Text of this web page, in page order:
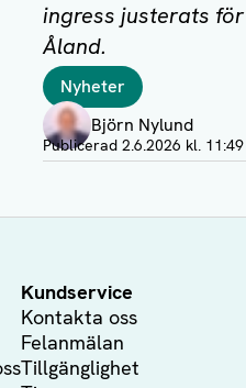
ingress justerats
Åland.
TaggarNyheter
Författare
Björn Nylund
Visa profil
Publicerad 2.6.2026 kl. 11:49
Kundservice
Kontakta oss
Felanmälan
Tillgänglighet